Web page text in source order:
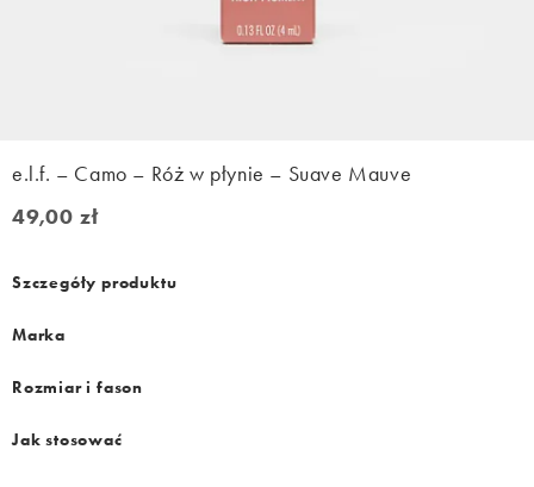
e.l.f. – Camo – Róż w płynie – Suave Mauve
49,00 zł
49,00 zł
Szczegóły produktu
Marka
Rozmiar i fason
Jak stosować